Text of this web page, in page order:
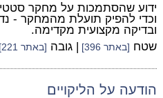
ידוע שהסתמכות על מחקר
וכדי להפיק תועלת מהמחקר -
ובדיקה מקצועית מקדימה.
שטח [באתר 396] | גובה [באתר 221]
הודעה על הליקויים